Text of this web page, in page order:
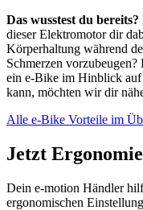
Das wusstest du bereits?
dieser Elektromotor dir
Körperhaltung während
Schmerzen
ein e-Bike im Hinblick auf
kann, möchten wir dir
Alle e-Bike Vorteile im
Jetzt
Dein e-motion Händler
ergonomischen